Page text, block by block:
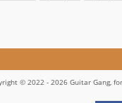
© 2022 - 2026 Guitar Gang,